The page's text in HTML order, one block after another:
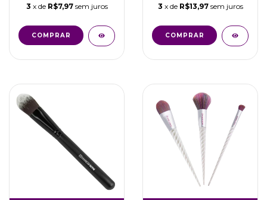
3 x de R$7,97 sem juros
COMPRAR
3 x de R$13,97 sem juros
COMPRAR